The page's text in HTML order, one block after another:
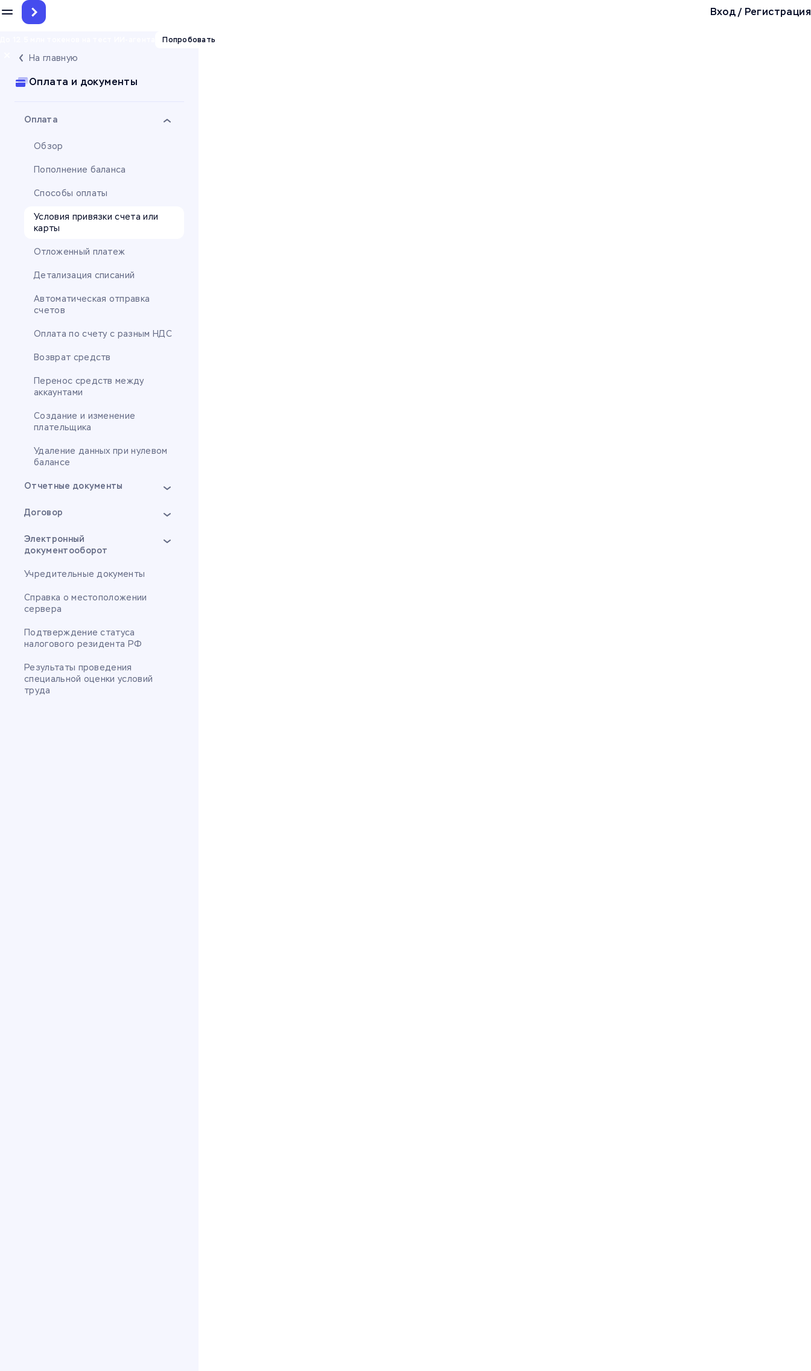
Попробовать
Вход/ Регистрация
На главную
Оплата и документы
Оплата
Обзор
Пополнение баланса
Способы оплаты
Условия привязки счета или
карты
Отложенный платеж
Детализация списаний
Автоматическая отправка
счетов
Оплата по счету с разным НДС
Возврат средств
Перенос средств между
аккаунтами
Создание и изменение
плательщика
Удаление данных при нулевом
балансе
Отчетные документы
Договор
Электронный
документооборот
Учредительные документы
Справка о местоположении
сервера
Подтверждение статуса
налогового резидента РФ
Результаты проведения
специальной оценки условий
труда